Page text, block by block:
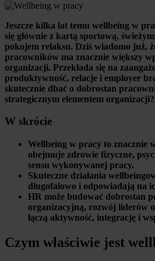
Jeszcze kilka lat temu wellbeing w
się głównie z kartą sportową,
pokojem relaksu. Dziś wiadomo już,
pracowników ma znacznie większy
organizacji. Przekłada się na
produktywność, relacje i employer
skutecznie dbać o dobrostan
strategicznym elementem organizacji?
W skrócie
Wellbeing w pracy to znacznie
obejmuje zdrowie fizyczne,
sensu wykonywanej pracy.
Skuteczne działania
długofalowo i odpowiadają na
HR może budować dobrostan
organizacyjną, rozwój liderów
łączą aktywność, integrację i
Czym właściwie jest